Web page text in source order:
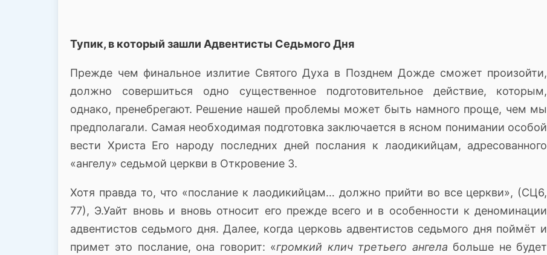
Тупик, в который зашли Адвентисты Седьмого Дня
Прежде чем финальное излитие Святого Духа в Позднем Дожде сможет произойти,
должно совершиться одно существенное подготовительное действие, которым,
однако, пренебрегают. Решение нашей проблемы может быть намного проще, чем мы
предполагали. Самая необходимая подготовка заключается в ясном понимании особой
вести Христа Его народу последних дней послания к лаодикийцам, адресованного
«ангелу» седьмой церкви в Откровение 3.
Хотя правда то, что «послание к лаодикийцам… должно прийти во все церкви», (СЦ6,
77), Э.Уайт вновь и вновь относит его прежде всего и в особенности к деноминации
адвентистов седьмого дня.Далее, когда церковь адвентистов седьмого дня поймёт и
примет это послание, она говорит: «громкий клич третьего ангела больше не будет